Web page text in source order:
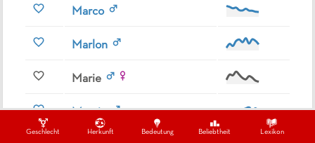
Geschlecht Herkunft Bedeutung Beliebtheit Lexikon
Marco
Marlon
Marie
Marvin